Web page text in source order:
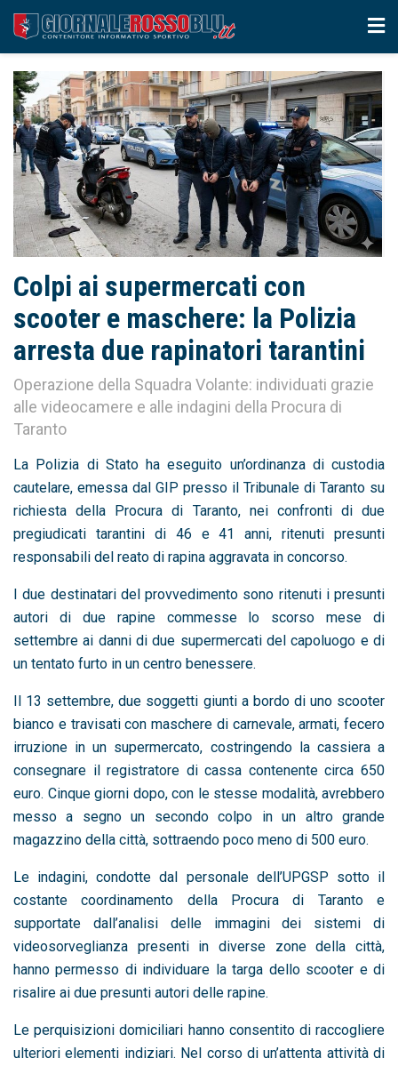
Colpi ai supermercati con
scooter e maschere: la Polizia
arresta due rapinatori tarantini
Operazione della Squadra Volante: individuati grazie
alle videocamere e alle indagini della Procura di
Taranto
La Polizia di Stato ha eseguito un’ordinanza di custodia
cautelare, emessa dal GIP presso il Tribunale di Taranto su
richiesta della Procura di Taranto, nei confronti di due
pregiudicati tarantini di 46 e 41 anni, ritenuti presunti
responsabili del reato di rapina aggravata in concorso.
I due destinatari del provvedimento sono ritenuti i presunti
autori di due rapine commesse lo scorso mese di
settembre ai danni di due supermercati del capoluogo e di
un tentato furto in un centro benessere.
Il 13 settembre, due soggetti giunti a bordo di uno scooter
bianco e travisati con maschere di carnevale, armati, fecero
irruzione in un supermercato, costringendo la cassiera a
consegnare il registratore di cassa contenente circa 650
euro. Cinque giorni dopo, con le stesse modalità, avrebbero
messo a segno un secondo colpo in un altro grande
magazzino della città, sottraendo poco meno di 500 euro.
Le indagini, condotte dal personale dell’UPGSP sotto il
costante coordinamento della Procura di Taranto e
supportate dall’analisi delle immagini dei sistemi di
videosorveglianza presenti in diverse zone della città,
hanno permesso di individuare la targa dello scooter e di
risalire ai due presunti autori delle rapine.
Le perquisizioni domiciliari hanno consentito di raccogliere
ulteriori elementi indiziari. Nel corso di un’attenta attività di